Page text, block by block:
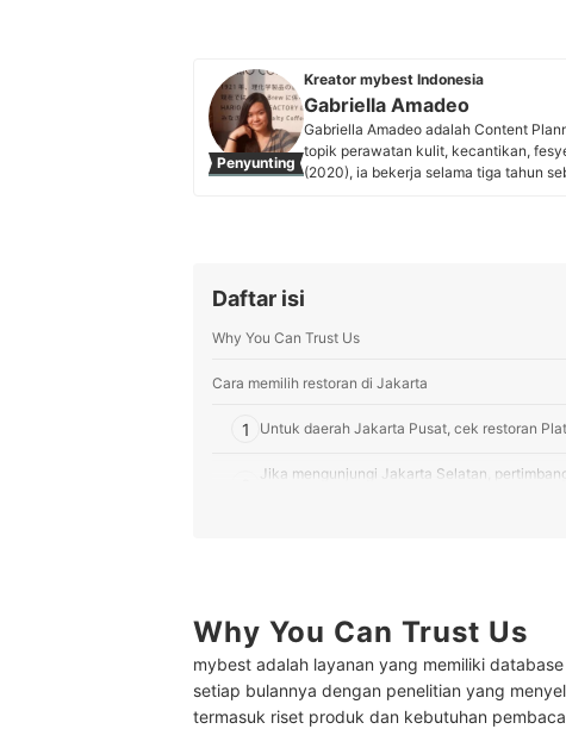
Penyunting
Kreator mybest Indonesia
Gabriella Amadeo
Gabriella Amadeo adalah Content
topik perawatan kulit, kecantikan,
(2020), ia bekerja selama tiga tahun
Daftar isi
Why You Can Trust Us
Cara memilih restoran di Jakarta
1 Untuk daerah Jakarta Pusat, cek restoran
Jika mengunjungi Jakarta Selatan,
5
6
Apabila Anda mencari restoran all you can
Kempinski
Why You Can Trust Us
mybest adalah layanan yang memiliki
setiap bulannya dengan penelitian yang
termasuk riset produk dan kebutuhan